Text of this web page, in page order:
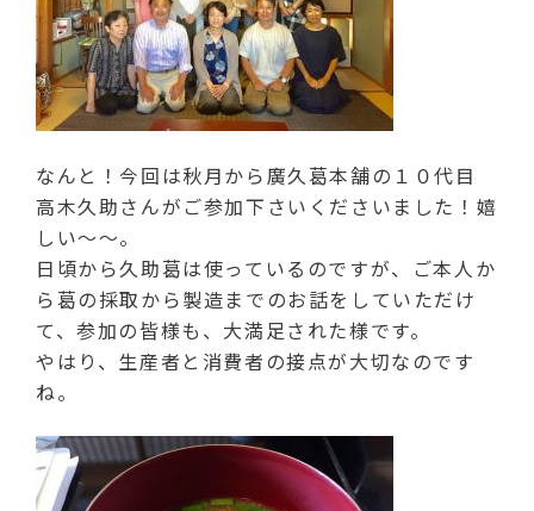
申込・お問い合わせ
070-2013-1969
（受付時間：9:00〜17:00）
24時間受付（対応時間：9:00〜17:00）
なんと！今回は秋月から廣久葛本舗の１０代目
高木久助さんがご参加下さいくださいました！嬉
しい〜〜。
日頃から久助葛は使っているのですが、ご本人か
ら葛の採取から製造までのお話をしていただけ
て、参加の皆様も、大満足された様です。
やはり、生産者と消費者の接点が大切なのです
ね。